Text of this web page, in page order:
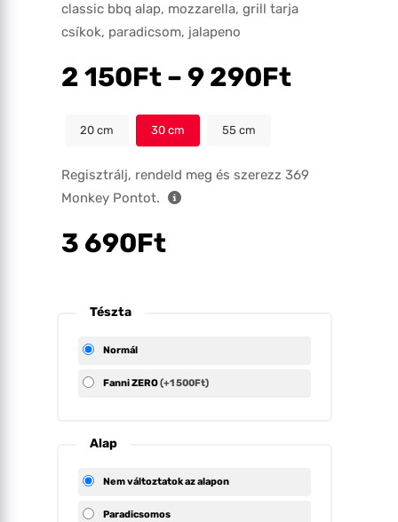
classic bbq alap, mozzarella, grill tarja
csíkok, paradicsom, jalapeno
2 150Ft– 9 290Ft
20 30 55
Regisztrálj, rendeld meg és szerezz 369
Monkey Pontot.
3 690Ft
Tészta
Normál
Fanni ZERO(+1 500Ft)
Alap
Nem változtatok az alapon
Paradicsomos